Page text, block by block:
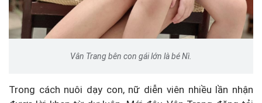
Vân Trang bên con gái lớn là bé Nì.
Trong cách nuôi dạy con, nữ diễn viên nhiều lần nhận